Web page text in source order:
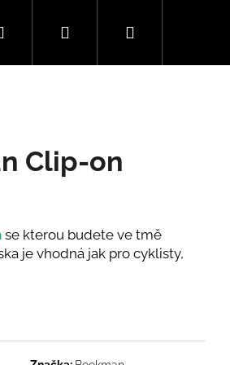
Dárkové kupóny
Hledat PřihlášeníNákupní
Clip-on
se kterou budete ve tmě
je vhodná jak pro cyklisty,